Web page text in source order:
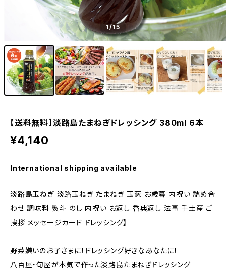
1/15
【送料無料】淡路島たまねぎドレッシング 380ml 6本
¥4,140
International shipping available
淡路島玉ねぎ 淡路玉ねぎ たまねぎ 玉葱 お歳暮 内祝い 詰め合
わせ 調味料 熨斗 のし 内祝い お返し 香典返し 法事 手土産 ご
挨拶 メッセージカード ドレッシング】
野菜嫌いのお子さまに！ドレッシング好きなあなたに！
八百屋・旬屋が本気で作った淡路島たまねぎドレッシング